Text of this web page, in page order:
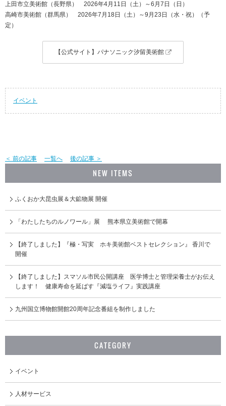
上田市立美術館（長野県） 2026年4月11日（土）～6月7日（日）
高崎市美術館（群馬県） 2026年7月18日（土）～9月23日（水・祝）（予
定）
【公式サイト】パナソニック汐留美術館
イベント
＜ 前の記事 一覧へ 後の記事 ＞
NEW ITEMS
ふくおか大昆虫展＆大鉱物展 開催
「わたしたちのルノワール」展 熊本県立美術館で開幕
【終了しました】『極・写実 ホキ美術館ベストセレクション』 香川で
開催
【終了しました】スマソル市民公開講座 医学博士と管理栄養士がお伝え
します！ 健康寿命を延ばす『減塩ライフ』実践講座
九州国立博物館開館20周年記念番組を制作しました
CATEGORY
イベント
人材サービス